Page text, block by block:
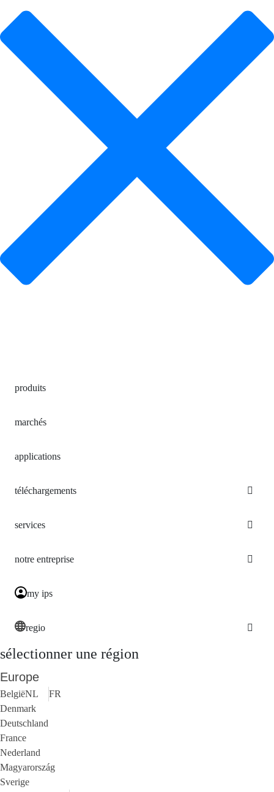
produits
marchés
applications
téléchargements
services
notre entreprise
my ips
regio
sélectionner une région
Europe
BelgiëNL
FR
Denmark
Deutschland
France
Nederland
Magyarország
Sverige